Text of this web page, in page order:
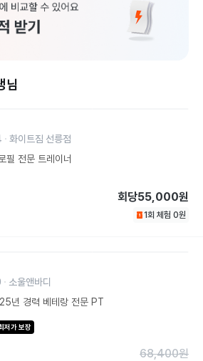
님
화이트짐 선릉점
필 전문 트레이너
회당55,000원
1회 체험 0원
소울앤바디
년 경력 베테랑 전문 PT
저가 보장
68,400원